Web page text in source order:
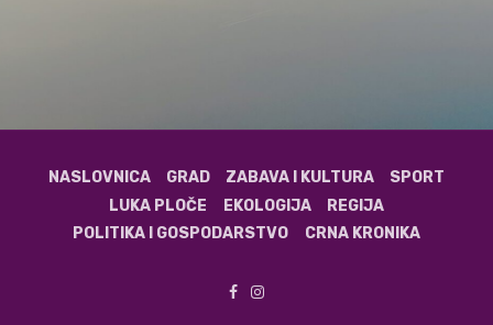
NASLOVNICA GRAD ZABAVA I KULTURA
SPORT
LUKA PLOČE
EKOLOGIJA
REGIJA
POLITIKA I GOSPODARSTVO
CRNA KRONIKA